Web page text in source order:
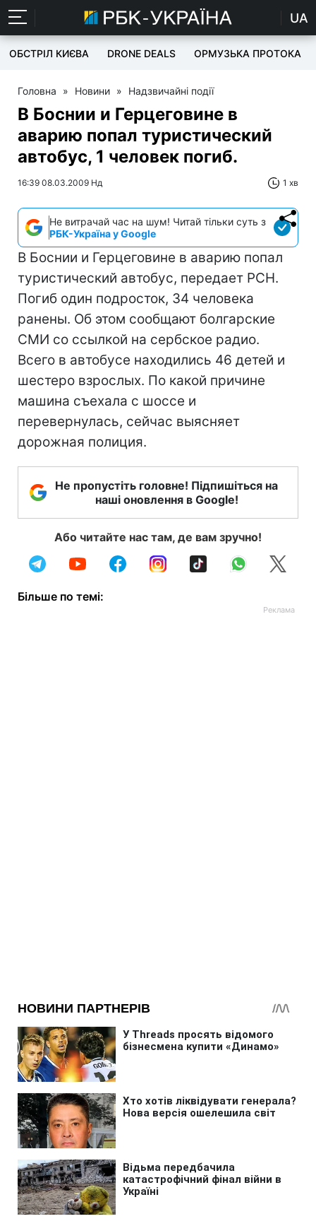
UA
ОБСТРІЛ КИЄВА DRONE DEALS ОРМУЗЬКА ПРОТОКА
Головна » Новини » Надзвичайні події
В Боснии и Герцеговине в
аварию попал туристический
автобус, 1 человек погиб.
16:39 08.03.2009 Нд 1 хв
Не витрачай час на шум! Читай тільки суть з
РБК-Україна у Google
В Боснии и Герцеговине в аварию попал
туристический автобус, передает РСН.
Погиб один подросток, 34 человека
ранены. Об этом сообщают болгарские
СМИ со ссылкой на сербское радио.
Всего в автобусе находились 46 детей и
шестеро взрослых. По какой причине
машина съехала с шоссе и
перевернулась, сейчас выясняет
дорожная полиция.
Не пропустіть головне! Підпишіться на
наші оновлення в Google!
Або читайте нас там, де вам зручно!
Більше по темі: